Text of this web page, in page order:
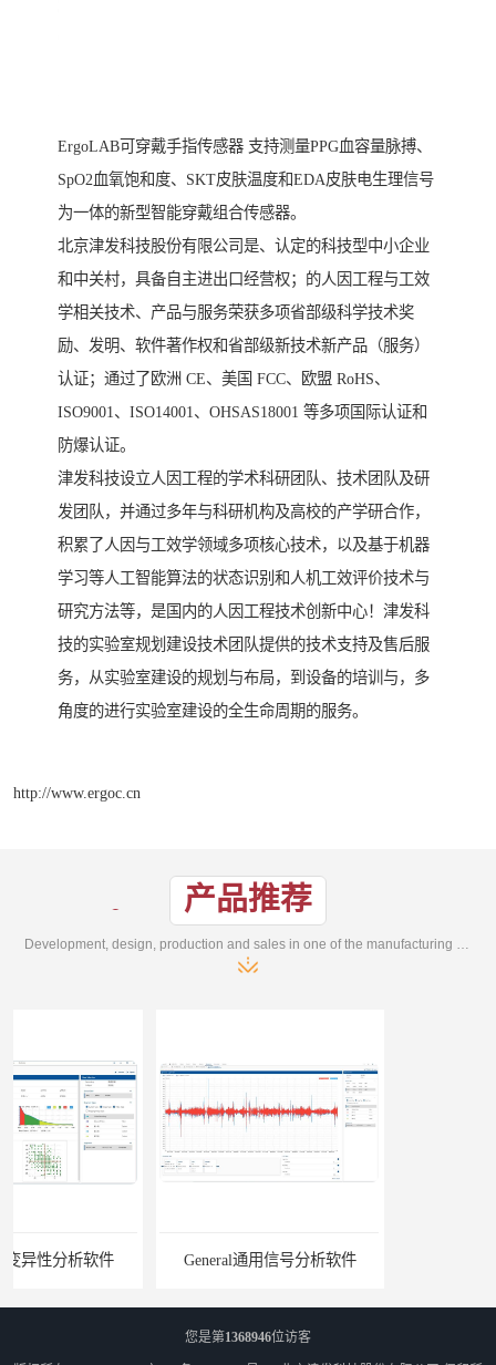
ErgoLAB可穿戴手指传感器 支持测量PPG血容量脉搏、
SpO2血氧饱和度、SKT皮肤温度和EDA皮肤电生理信号
为一体的新型智能穿戴组合传感器。
北京津发科技股份有限公司是、认定的科技型中小企业
和中关村，具备自主进出口经营权；的人因工程与工效
学相关技术、产品与服务荣获多项省部级科学技术奖
励、发明、软件著作权和省部级新技术新产品（服务）
认证；通过了欧洲 CE、美国 FCC、欧盟 RoHS、
ISO9001、ISO14001、OHSAS18001 等多项国际认证和
防爆认证。
津发科技设立人因工程的学术科研团队、技术团队及研
发团队，并通过多年与科研机构及高校的产学研合作，
积累了人因与工效学领域多项核心技术，以及基于机器
学习等人工智能算法的状态识别和人机工效评价技术与
研究方法等，是国内的人因工程技术创新中心！津发科
技的实验室规划建设技术团队提供的技术支持及售后服
务，从实验室建设的规划与布局，到设备的培训与，多
角度的进行实验室建设的全生命周期的服务。
http://www.ergoc.cn
产品推荐
Development, design, production and sales in one of the manufacturing enterprises
General通用信号分析软件 EMG肌电分析软件
您是第1368946位访客